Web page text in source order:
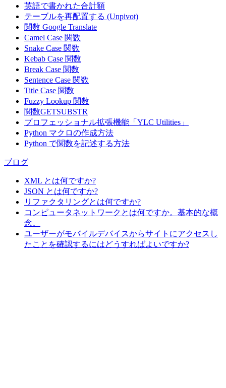
英語で書かれた合計額
テーブルを再配置する (Unpivot)
関数 Google Translate
Camel Case 関数
Snake Case 関数
Kebab Case 関数
Break Case 関数
Sentence Case 関数
Title Case 関数
Fuzzy Lookup 関数
関数GETSUBSTR
プロフェッショナル拡張機能「YLC Utilities」
Python マクロの作成方法
Python で関数を記述する方法
ブログ
XML とは何ですか?
JSON とは何ですか?
リファクタリングとは何ですか?
コンピュータネットワークとは何ですか。基本的な概
念。
ユーザーがモバイルデバイスからサイトにアクセスし
たことを確認するにはどうすればよいですか?